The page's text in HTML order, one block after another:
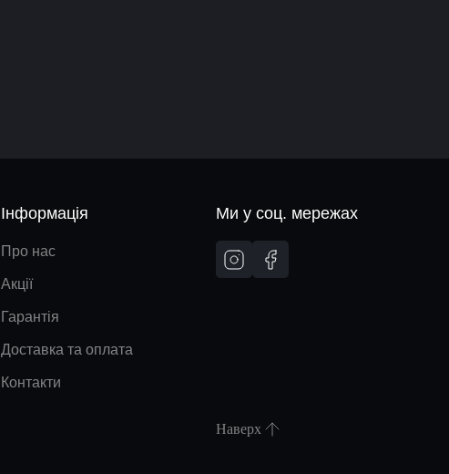
Інформація
Про нас
Акції
Гарантія
Доставка та оплата
Контакти
Ми у соц. мережах
Наверх